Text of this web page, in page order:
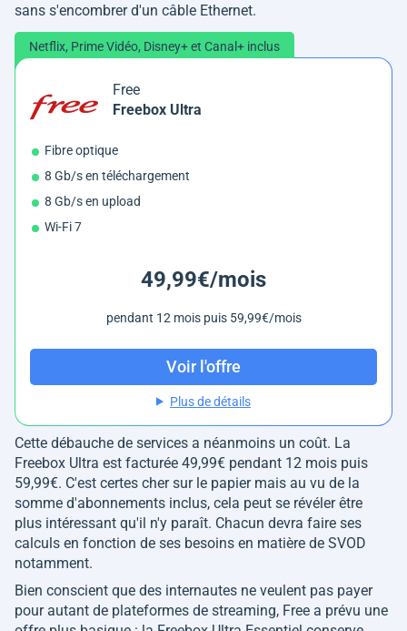
sans s'encombrer d'un câble Ethernet.
Netflix, Prime Vidéo, Disney+ et Canal+ inclus
Free
Freebox Ultra
Fibre optique
8 Gb/s en téléchargement
8 Gb/s en upload
Wi-Fi 7
49,99€/mois
pendant 12 mois puis 59,99€/mois
Voir l'offre
Plus de détails
Cette débauche de services a néanmoins un coût. La
Freebox Ultra est facturée 49,99€ pendant 12 mois puis
59,99€. C'est certes cher sur le papier mais au vu de la
somme d'abonnements inclus, cela peut se révéler être
plus intéressant qu'il n'y paraît. Chacun devra faire ses
calculs en fonction de ses besoins en matière de SVOD
notamment.
Bien conscient que des internautes ne veulent pas payer
pour autant de plateformes de streaming, Free a prévu une